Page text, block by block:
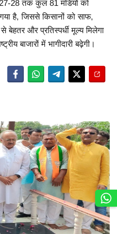
28 तक कुल 81 मंडियों को
है, जिससे किसानों को साफ,
और प्रतिस्पर्धी मूल्य मिलेगा
बाजारों में भागीदारी बढ़ेगी।